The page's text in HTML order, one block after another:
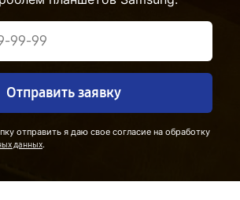
Отправить заявку
отправить я даю свое согласие на обработку
данных.